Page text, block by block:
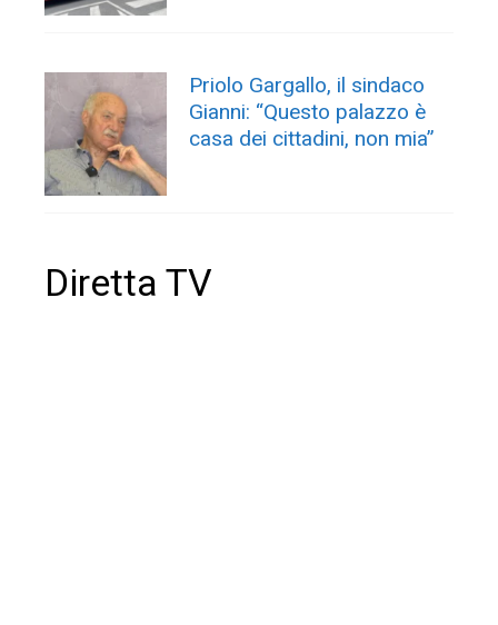
Priolo Gargallo, il sindaco
Gianni: “Questo palazzo è
casa dei cittadini, non mia”
Diretta TV